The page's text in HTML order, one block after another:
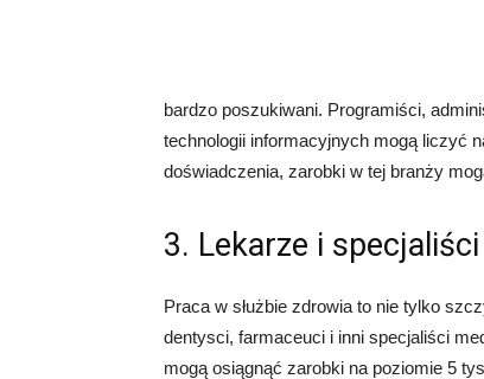
bardzo poszukiwani. Programiści,
technologii informacyjnych mogą liczyć
doświadczenia, zarobki w tej branży
3. Lekarze i
Praca w służbie zdrowia to nie tylko
dentysci, farmaceuci i inni specjaliści
mogą osiągnąć zarobki na poziomie 5